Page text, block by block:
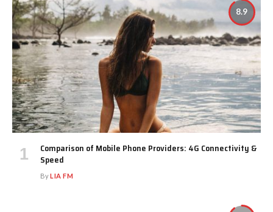
8.9
Comparison of Mobile Phone Providers: 4G Connectivity &
Speed
ByLIA FM